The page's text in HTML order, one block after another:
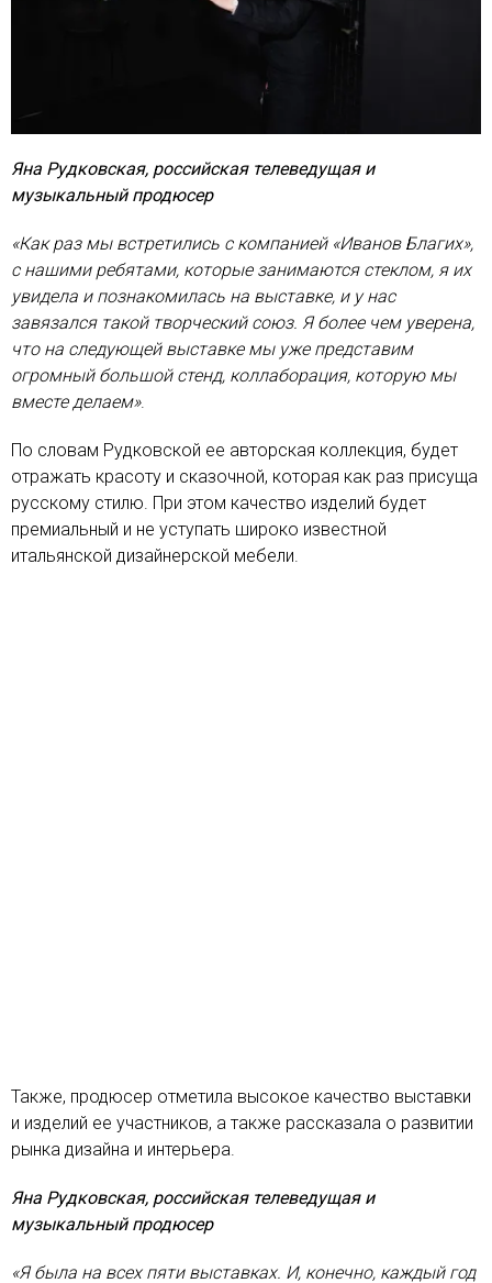
Яна Рудковская, российская телеведущая и
музыкальный продюсер
«Как раз мы встретились с компанией «Иванов Благих»,
с нашими ребятами, которые занимаются стеклом, я их
увидела и познакомилась на выставке, и у нас
завязался такой творческий союз. Я более чем уверена,
что на следующей выставке мы уже представим
огромный большой стенд, коллаборация, которую мы
вместе делаем».
По словам Рудковской ее авторская коллекция, будет
отражать красоту и сказочной, которая как раз присуща
русскому стилю. При этом качество изделий будет
премиальный и не уступать широко известной
итальянской дизайнерской мебели.
Также, продюсер отметила высокое качество выставки
и изделий ее участников, а также рассказала о развитии
рынка дизайна и интерьера.
Яна Рудковская, российская телеведущая и
музыкальный продюсер
«Я была на всех пяти выставках. И, конечно, каждый год